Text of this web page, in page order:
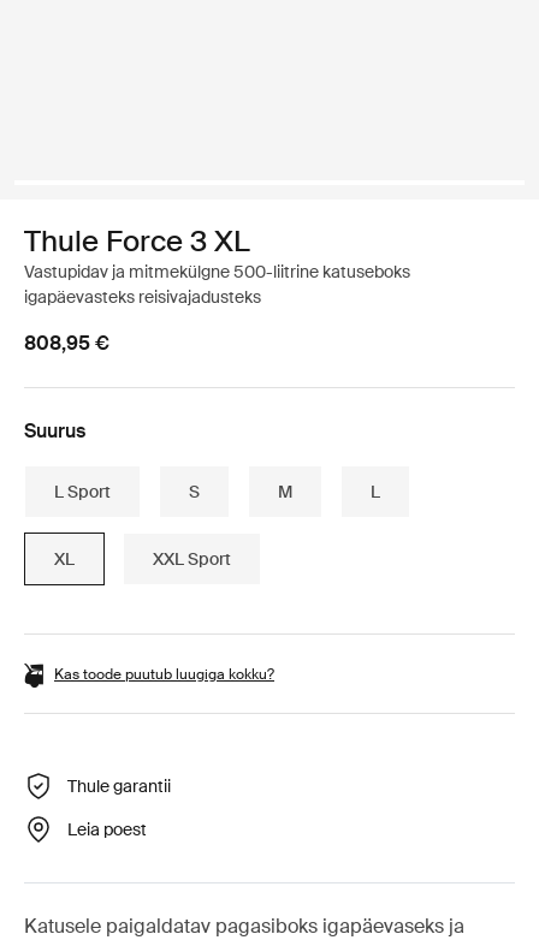
Thule Force 3 XL
Vastupidav ja mitmekülgne 500-liitrine katuseboks
igapäevasteks reisivajadusteks
808,95 €
Suurus
L Sport S M L
XL XXL Sport
Kas toode puutub luugiga kokku?
Thule garantii
Leia poest
Katusele paigaldatav pagasiboks igapäevaseks ja